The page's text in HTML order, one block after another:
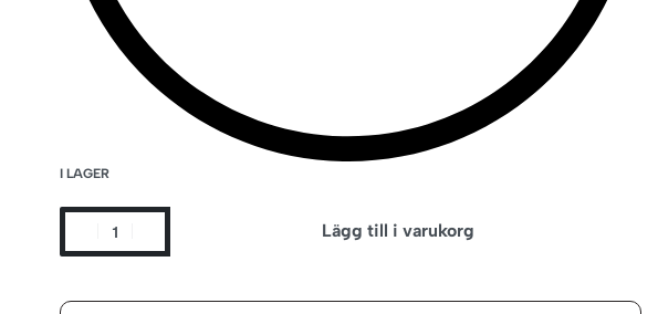
I LAGER
Lägg till i varukorg